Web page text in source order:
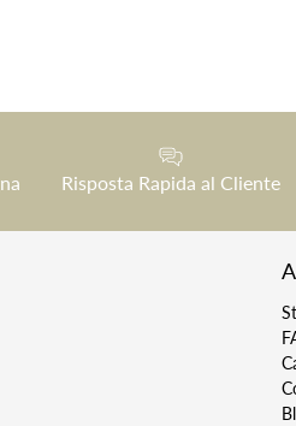
Risposta Rapida al Cliente